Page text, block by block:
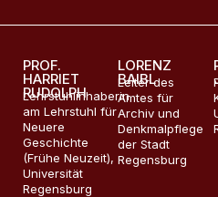
PROF.
HARRIET
RUDOLPH
Lehrstuhlinhaberin
am Lehrstuhl für
Neuere
Geschichte
(Frühe Neuzeit),
Universität
Regensburg
LORENZ
BAIBL
Leiter des
Amtes für
Archiv und
Denkmalpflege
der Stadt
Regensburg